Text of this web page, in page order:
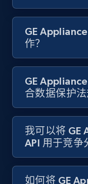
1.6K+
Target
URL, Product id,
Rating, Reviews
and more.
1.3K+
GE
作？
GE
合数据保护法
我可以将 GE
API 用于竞争
如何将 GE